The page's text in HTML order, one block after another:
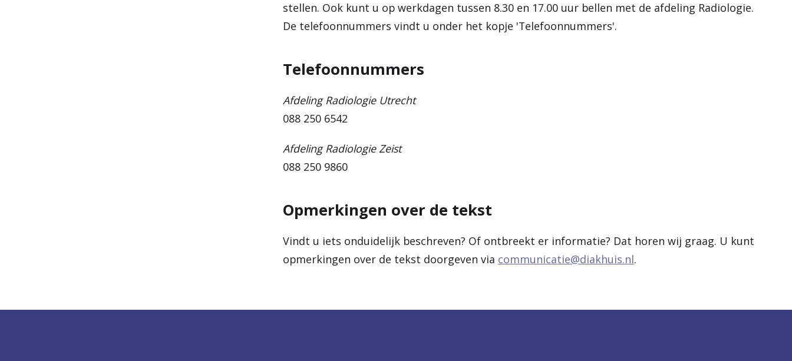
stellen. Ook kunt u op werkdagen tussen 8.30 en 17.00 uur bellen met de afdeling Radiologie.
De telefoonnummers vindt u onder het kopje 'Telefoonnummers'.
Telefoonnummers
Afdeling Radiologie Utrecht
088 250 6542
Afdeling Radiologie Zeist
088 250 9860
Opmerkingen over de tekst
Vindt u iets onduidelijk beschreven? Of ontbreekt er informatie? Dat horen wij graag. U kunt
opmerkingen over de tekst doorgeven via communicatie@diakhuis.nl.